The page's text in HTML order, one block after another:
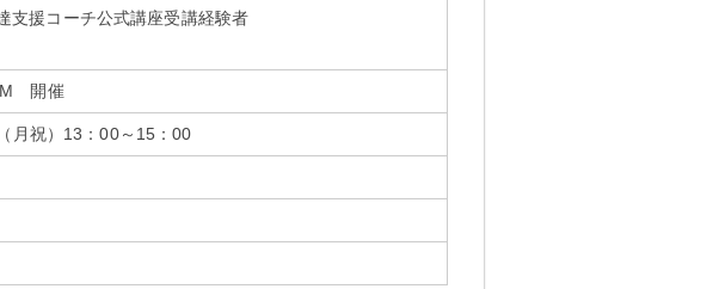
支援コーチ公式講座受講経験者
開催
月祝）13：00～15：00